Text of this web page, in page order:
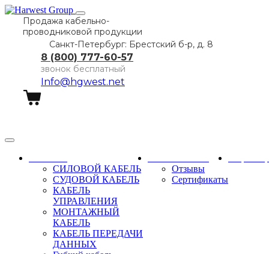
Продажа кабельно-
проводниковой продукции
Санкт-Петербург: Брестский б-р, д. 8
8 (800) 777-60-57
звонок бесплатный
Info@hgwest.net
СИЛОВОЙ КАБЕЛЬ
СУДОВОЙ КАБЕЛЬ
КАБЕЛЬ
УПРАВЛЕНИЯ
МОНТАЖНЫЙ
КАБЕЛЬ
КАБЕЛЬ ПЕРЕДАЧИ
ДАННЫХ
Отзывы
Сертификаты